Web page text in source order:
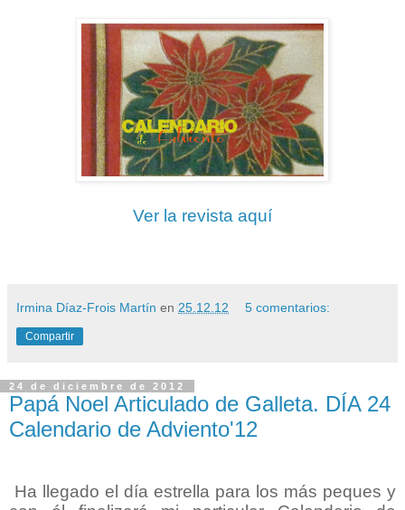
Ver la revista aquí
Irmina Díaz-Frois Martín en 25.12.12 5 comentarios:
Compartir
24 de diciembre de 2012
Papá Noel Articulado de Galleta. DÍA 24
Calendario de Adviento'12
Ha llegado el día estrella para los más peques y